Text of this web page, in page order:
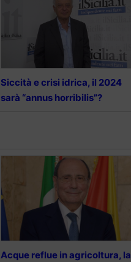
Siccità e crisi idrica, il 2024
sarà “annus horribilis”?
Acque reflue in agricoltura, la